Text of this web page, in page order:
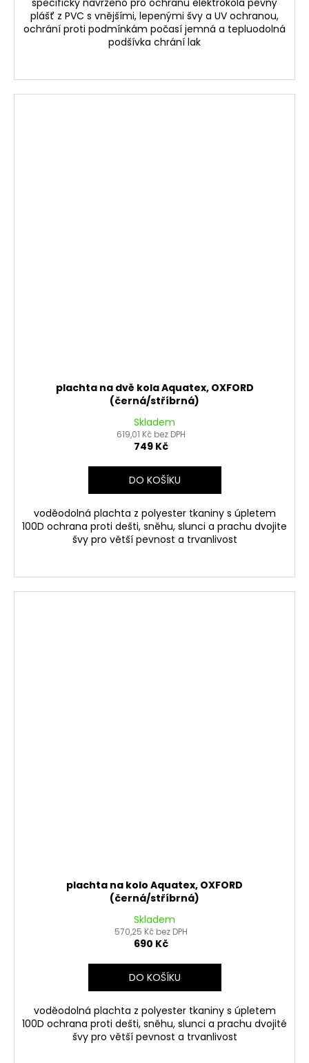
specificky navrženo pro ochranu elektrokola pevný
plášť z PVC s vnějšími, lepenými švy a UV ochranou,
ochrání proti podmínkám počasí jemná a tepluodolná
podšívka chrání lak
plachta na dvě kola Aquatex, OXFORD
(černá/stříbrná)
Skladem
619,01 Kč bez DPH
749 Kč
DO KOŠÍKU
voděodolná plachta z polyester tkaniny s úpletem
100D ochrana proti dešti, sněhu, slunci a prachu dvojite
švy pro větší pevnost a trvanlivost
plachta na kolo Aquatex, OXFORD
(černá/stříbrná)
Skladem
570,25 Kč bez DPH
690 Kč
DO KOŠÍKU
voděodolná plachta z polyester tkaniny s úpletem
100D ochrana proti dešti, sněhu, slunci a prachu dvojité
švy pro větší pevnost a trvanlivost